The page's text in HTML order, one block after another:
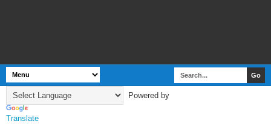
Powered by
Translate